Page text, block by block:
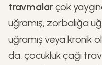
travmalarçok
uğramış, zorbalığa
uğramış veya kronik
da, çocukluk çağı